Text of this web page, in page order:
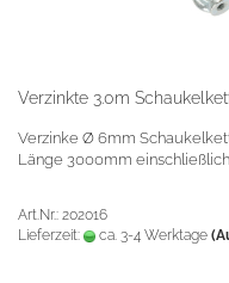
Verzinkte 3.0m
Verzinke Ø 6mm
Länge 3000mm
Art.Nr.: 202016
Lieferzeit:
ca. 3-4 Werktage